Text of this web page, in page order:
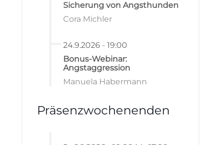
Sicherung von Angsthunden
Cora Michler
24.9.2026 - 19:00
Bonus-Webinar:
Angstaggression
Manuela Habermann
Präsenzwochenenden